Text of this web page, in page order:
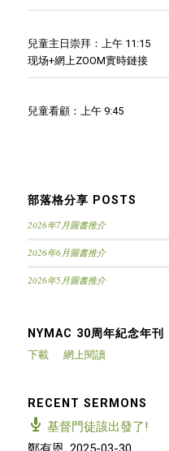
兒童主日崇拜：上午 11:15
现场+網上ZOOM實時鏈接
兒童看顧：上午 9:45
部落格分享 POSTS
2026年7月圖書推介
2026年6月圖書推介
2026年5月圖書推介
NYMAC 30周年紀念年刊
下載 網上閱讀
RECENT SERMONS
基督門徒該出發了!